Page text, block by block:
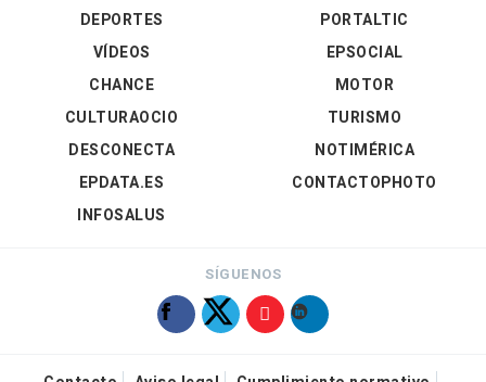
DEPORTES
VÍDEOS
PORTALTIC
EPSOCIAL
CHANCE
CULTURAOCIO
DESCONECTA
EPDATA.ES
INFOSALUS
MOTOR
TURISMO
NOTIMÉRICA
CONTACTOPHOTO
SÍGUENOS